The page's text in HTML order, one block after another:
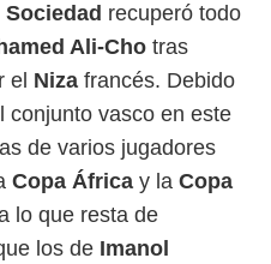
Sociedad recuperó todo
Ali-Cho tras
el Niza francés. Debido
conjunto vasco en este
de varios jugadores
Copa África y la Copa
lo que resta de
los de Imanol